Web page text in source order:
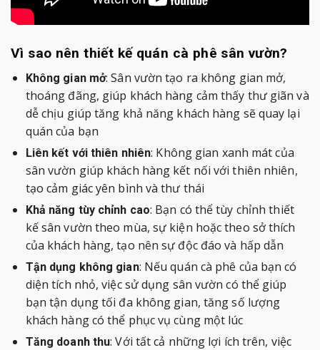
Vì sao nên thiết kế quán cà phê sân vườn?
Không gian mở: Sân vườn tạo ra không gian mở,
thoáng đãng, giúp khách hàng cảm thấy thư giãn và
dễ chịu giúp tăng khả năng khách hàng sẽ quay lại
quán của bạn
Liên kết với thiên nhiên: Không gian xanh mát của
sân vườn giúp khách hàng kết nối với thiên nhiên,
tạo cảm giác yên bình và thư thái
Khả năng tùy chỉnh cao: Bạn có thể tùy chỉnh thiết
kế sân vườn theo mùa, sự kiện hoặc theo sở thích
của khách hàng, tạo nên sự độc đáo và hấp dẫn
Tận dụng không gian: Nếu quán cà phê của bạn có
diện tích nhỏ, việc sử dụng sân vườn có thể giúp
bạn tận dụng tối đa không gian, tăng số lượng
khách hàng có thể phục vụ cùng một lúc
Tăng doanh thu: Với tất cả những lợi ích trên, việc